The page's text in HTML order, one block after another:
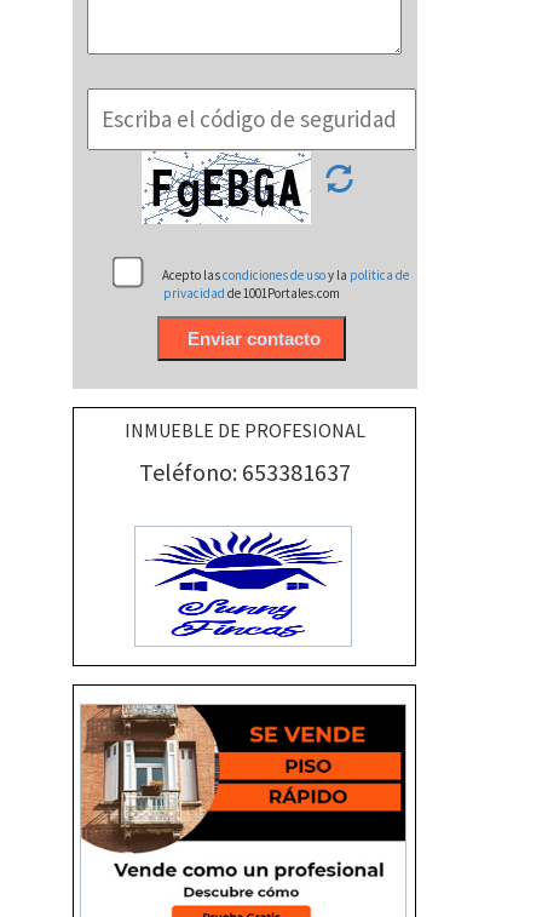
Acepto lascondiciones de usoy la politica de
privacidadde 1001Portales.com
INMUEBLE DE PROFESIONAL
Teléfono: 653381637